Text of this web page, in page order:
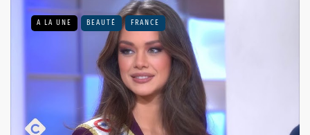
A LA UNE BEAUTÉ FRANCE